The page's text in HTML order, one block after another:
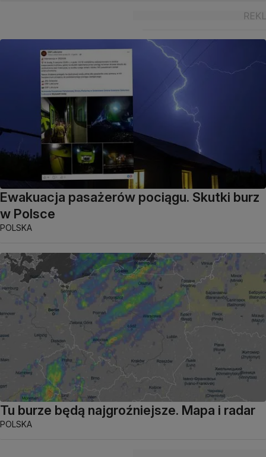
Ewakuacja pasażerów pociągu. Skutki burz
w Polsce
POLSKA
Tu burze będą najgroźniejsze. Mapa i radar
POLSKA